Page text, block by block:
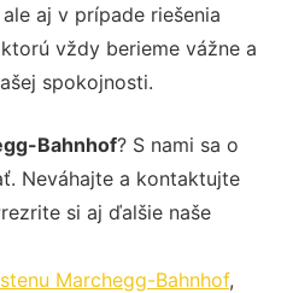
aj v prípade riešenia
vždy berieme vážne a
spokojnosti.
Bahnhof? S nami sa o
Neváhajte a kontaktujte
si aj ďalšie naše
Marchegg-Bahnhof,